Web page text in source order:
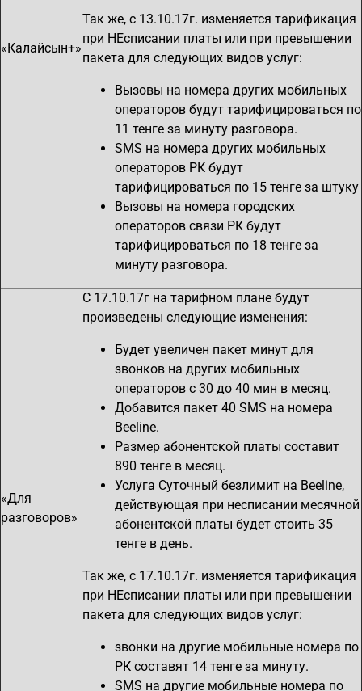
«Калайсын+»
Так же, с 13.10.17г. изменяется тарификация
при НЕсписании платы или при превышении
пакета для следующих видов услуг:
Вызовы на номера других мобильных
операторов будут тарифицироваться по
11 тенге за минуту разговора.
SMS на номера других мобильных
операторов РК будут
тарифицироваться по 15 тенге за штуку
Вызовы на номера городских
операторов связи РК будут
тарифицироваться по 18 тенге за
минуту разговора.
«Для
разговоров»
С 17.10.17г на тарифном плане будут
произведены следующие изменения:
Будет увеличен пакет минут для
звонков на других мобильных
операторов с 30 до 40 мин в месяц.
Добавится пакет 40 SMS на номера
Beeline.
Размер абонентской платы составит
890 тенге в месяц.
Услуга Суточный безлимит на Beeline,
действующая при несписании месячной
абонентской платы будет стоить 35
тенге в день.
Так же, с 17.10.17г. изменяется тарификация
при НЕсписании платы или при превышении
пакета для следующих видов услуг:
звонки на другие мобильные номера по
РК составят 14 тенге за минуту.
SMS на другие мобильные номера по